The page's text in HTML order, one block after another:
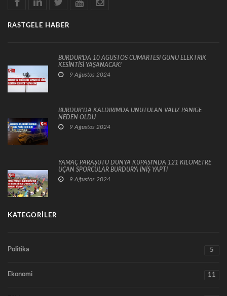
RASTGELE HABER
BURDUR'DA 10 AĞUSTOS CUMARTESİ GÜNÜ ELEKTRİK
KESİNTİSİ YAŞANACAK!
9 Ağustos 2024
BURDUR’DA KALDIRIMDA UNUTULAN VALİZ PANİĞE
NEDEN OLDU
9 Ağustos 2024
YAMAÇ PARAŞÜTÜ DÜNYA KUPASI'NDA 121 KİLOMETRE
UÇAN SPORCULAR BURDUR'A İNİŞ YAPTI
9 Ağustos 2024
KATEGORILER
Politika 5
Ekonomi 11